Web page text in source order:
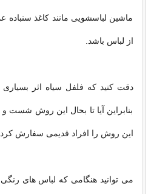
ماشین لباسشویی مانند کاغذ
از لباس باشد.
دقت کنید که فلفل سیاه اثر بسیاری
بنابراین آیا تا بحال این روش شست و
این روش را افراد قدیمی سفارش کرده
می توانید هنگامی که لباس های رنگی